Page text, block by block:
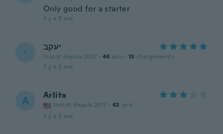
Only good for a starter
il y a 5 ans
י יעקב
Inscrit depuis 2017 · 44 avis · 13 chargements
il y a 5 ans
A Arlita
Inscrit depuis 2017 · 62 avis
il y a 5 ans